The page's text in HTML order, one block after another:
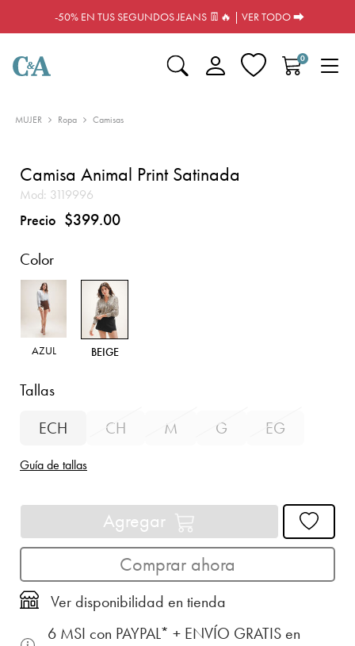
-50% EN TUS SEGUNDOS JEANS 👖🔥 | VER TODO ⮕
0
MUJER Ropa Camisas
Camisa Animal Print Satinada
Mod: 3119996
Precio $399.00
Color
AZUL BEIGE
Tallas
ECH
CH M G EG
Guía de tallas
Agregar
Comprar ahora
Ver disponibilidad en tienda
6 MSI con PAYPAL* + ENVÍO GRATIS en